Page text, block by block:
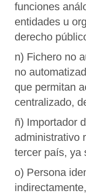
funciones
entidades u
derecho
n) Fichero no
no
que permitan
centralizado,
ñ) Importador
administrativo
tercer país, ya
o) Persona